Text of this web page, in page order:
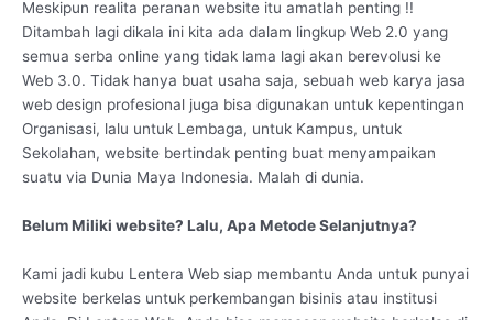
Meskipun realita peranan website itu amatlah penting !!
Ditambah lagi dikala ini kita ada dalam lingkup Web 2.0 yang
semua serba online yang tidak lama lagi akan berevolusi ke
Web 3.0. Tidak hanya buat usaha saja, sebuah web karya jasa
web design profesional juga bisa digunakan untuk kepentingan
Organisasi, lalu untuk Lembaga, untuk Kampus, untuk
Sekolahan, website bertindak penting buat menyampaikan
suatu via Dunia Maya Indonesia. Malah di dunia.
Belum Miliki website? Lalu, Apa Metode Selanjutnya?
Kami jadi kubu Lentera Web siap membantu Anda untuk punyai
website berkelas untuk perkembangan bisinis atau institusi